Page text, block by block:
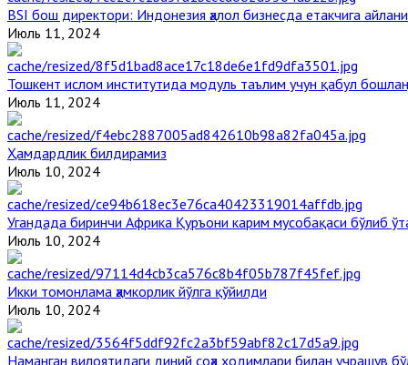
BSI бош директори: Индонезия ҳалол бизнесда етакчига
Июль 11, 2024
Тошкент ислом институтида модуль таълим учун қабул
Июль 11, 2024
Ҳамдардлик билдирамиз
Июль 10, 2024
Угандада биринчи Aфрика Қуръони карим мусобақаси бўлиб
Июль 10, 2024
Икки томонлама ҳамкорлик йўлга қўйилди
Июль 10, 2024
Наманган вилоятидаги диний соҳа ходимлари билан учрашув